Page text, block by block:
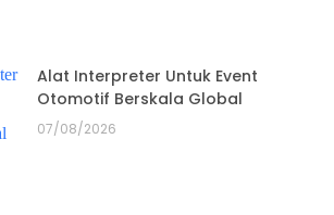
Alat Interpreter Untuk Event
Otomotif Berskala Global
07/08/2026